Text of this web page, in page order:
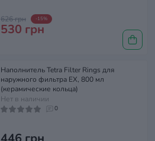
626 грн -15%
530 грн
Наполнитель Tetra Filter Rings для
наружного фильтра EX, 800 мл
(керамические кольца)
Нет в наличии
0